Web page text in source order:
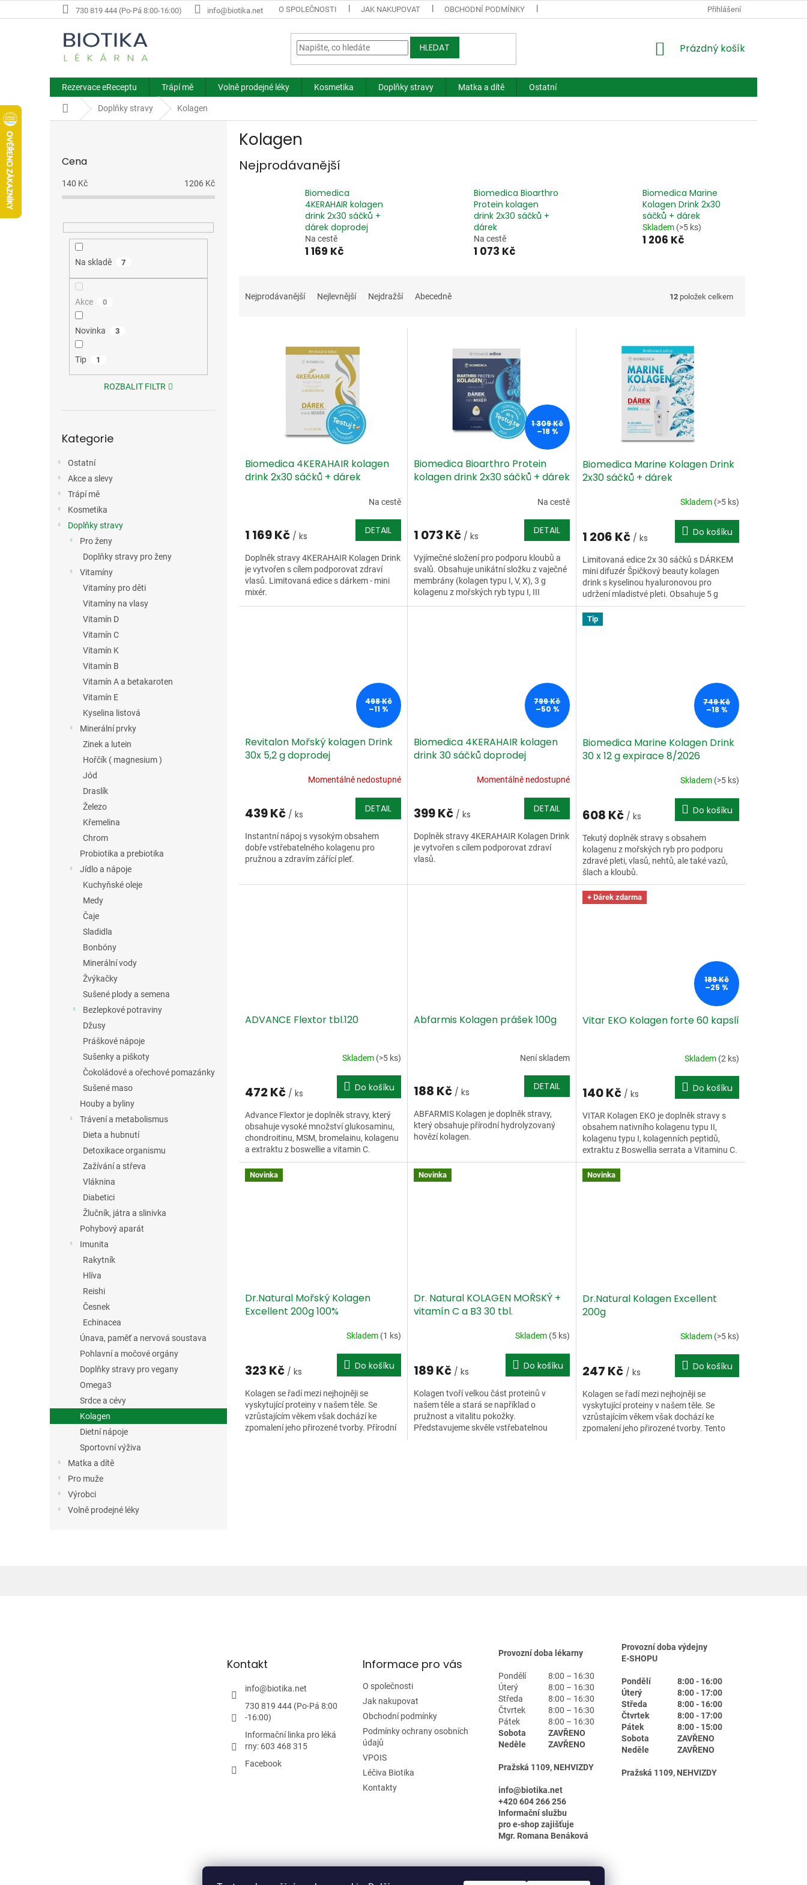
na
730 819 444 (Po-Pá 8:00-16:00) info@biotika.net O SPOLEČNOSTI JAK NAKUPOVAT OBCHODNÍ PODMÍNKY VPOIS
Přihlášení
HLEDAT
NÁKUPNÍ
Prázdný košík
Rezervace eReceptu Trápí mě Volně prodejné léky Kosmetika Doplňky stravy Matka a dítě Ostatní
Domů Doplňky stravy Kolagen
Cena
140 Kč 1206 Kč
Na skladě 7
Akce 0
Novinka 3
Tip 1
ROZBALIT FILTR
kategorie
Kategorie
Ostatní
Akce a slevy
Trápí mě
Kosmetika
Doplňky stravy
Pro ženy
Doplňky stravy pro ženy
Vitamíny
Vitamíny pro děti
Vitamíny na vlasy
Vitamín D
Vitamín C
Vitamín K
Vitamín B
Vitamín A a betakaroten
Vitamín E
Kyselina listová
Minerální prvky
Zinek a lutein
Hořčík ( magnesium )
Jód
Draslík
Železo
Křemelina
Chrom
Probiotika a prebiotika
Jídlo a nápoje
Kuchyňské oleje
Medy
Čaje
Sladidla
Bonbóny
Minerální vody
Žvýkačky
Sušené plody a semena
Bezlepkové potraviny
Džusy
Práškové nápoje
Sušenky a piškoty
Čokoládové a ořechové pomazánky
Sušené maso
Houby a byliny
Trávení a metabolismus
Dieta a hubnutí
Detoxikace organismu
Zažívání a střeva
Vláknina
Diabetici
Žlučník, játra a slinivka
Pohybový aparát
Imunita
Rakytník
Hlíva
Reishi
Česnek
Echinacea
Únava, paměť a nervová soustava
Pohlavní a močové orgány
Doplňky stravy pro vegany
Omega3
Srdce a cévy
Kolagen
Dietní nápoje
Sportovní výživa
Matka a dítě
Pro muže
Výrobci
Volně prodejné léky
Kolagen
Nejprodávanější
Biomedica
4KERAHAIR kolagen
drink 2x30 sáčků +
dárek doprodej
Na cestě
1 169 Kč
Biomedica Bioarthro
Protein kolagen
drink 2x30 sáčků +
dárek
Na cestě
1 073 Kč
Biomedica Marine
Kolagen Drink 2x30
sáčků + dárek
Skladem (>5 ks)
1 206 Kč
aNejprodávanější Nejlevnější Nejdražší Abecedně 12 položek celkem
Biomedica 4KERAHAIR kolagen
drink 2x30 sáčků + dárek
Na cestě
1 169 Kč / ks DETAIL
Doplněk stravy 4KERAHAIR Kolagen Drink
je vytvořen s cílem podporovat zdraví
vlasů. Limitovaná edice s dárkem - mini
mixér.
1 309 Kč
–18 %
Biomedica Bioarthro Protein
kolagen drink 2x30 sáčků + dárek
Na cestě
1 073 Kč / ks DETAIL
Vyjímečné složení pro podporu kloubů a
svalů. Obsahuje unikátní složku z vaječné
membrány (kolagen typu I, V, X), 3 g
kolagenu z mořských ryb typu I, III
a kyselinu...
Biomedica Marine Kolagen Drink
2x30 sáčků + dárek
Skladem (>5 ks)
1 206 Kč / ks Do košíku
Limitovaná edice 2x 30 sáčků s DÁRKEM
mini difuzér Špičkový beauty kolagen
drink s kyselinou hyaluronovou pro
udržení mladistvé pleti. Obsahuje 5 g
kolagenu z mořských ryb...
498 Kč
–11 %
Revitalon Mořský kolagen Drink
30x 5,2 g doprodej
Momentálně nedostupné
439 Kč / ks DETAIL
Instantní nápoj s vysokým obsahem
dobře vstřebatelného kolagenu pro
pružnou a zdravím zářící pleť.
799 Kč
–50 %
Biomedica 4KERAHAIR kolagen
drink 30 sáčků doprodej
Momentálně nedostupné
399 Kč / ks DETAIL
Doplněk stravy 4KERAHAIR Kolagen Drink
je vytvořen s cílem podporovat zdraví
vlasů.
Tip
749 Kč
–18 %
Biomedica Marine Kolagen Drink
30 x 12 g expirace 8/2026
Skladem (>5 ks)
608 Kč / ks Do košíku
Tekutý doplněk stravy s obsahem
kolagenu z mořských ryb pro podporu
zdravé pleti, vlasů, nehtů, ale také vazů,
šlach a kloubů.
ADVANCE Flextor tbl.120
Skladem (>5 ks)
472 Kč / ks Do košíku
Advance Flextor je doplněk stravy, který
obsahuje vysoké množství glukosaminu,
chondroitinu, MSM, bromelainu, kolagenu
a extraktu z boswellie a vitamin C.
Abfarmis Kolagen prášek 100g
Není skladem
188 Kč / ks DETAIL
ABFARMIS Kolagen je doplněk stravy,
který obsahuje přírodní hydrolyzovaný
hovězí kolagen.
+ Dárek zdarma
189 Kč
–25 %
Vitar EKO Kolagen forte 60 kapslí
Skladem (2 ks)
140 Kč / ks Do košíku
VITAR Kolagen EKO je doplněk stravy s
obsahem nativního kolagenu typu II,
kolagenu typu I, kolagenních peptidů,
extraktu z Boswellia serrata a Vitaminu C.
Jsou určeny zejména...
Novinka
Dr.Natural Mořský Kolagen
Excellent 200g 100%
Skladem (1 ks)
323 Kč / ks Do košíku
Kolagen se řadí mezi nejhojněji se
vyskytující proteiny v našem těle. Se
vzrůstajícím věkem však dochází ke
zpomalení jeho přirozené tvorby. Přírodní
Novinka
Dr. Natural KOLAGEN MOŘSKÝ +
vitamín C a B3 30 tbl.
Skladem (5 ks)
189 Kč / ks Do košíku
Kolagen tvoří velkou část proteinů v
našem těle a stará se například o
pružnost a vitalitu pokožky.
Představujeme skvěle vstřebatelnou
Novinka
Dr.Natural Kolagen Excellent
200g
Skladem (>5 ks)
247 Kč / ks Do košíku
Kolagen se řadí mezi nejhojněji se
vyskytující proteiny v našem těle. Se
vzrůstajícím věkem však dochází ke
zpomalení jeho přirozené tvorby. Tento
Kontakt
info@biotika.net
730 819 444 (Po-Pá 8:00
-16:00)
Informační linka pro léká
rny: 603 468 315
Facebook
Informace pro vás
O společnosti
Jak nakupovat
Obchodní podmínky
Podmínky ochrany osobních
údajů
VPOIS
Léčiva Biotika
Kontakty
Provozní doba lékarny
Pondělí
8:00 – 16:30
Úterý
8:00 – 16:30
Středa
8:00 – 16:30
Čtvrtek
8:00 – 16:30
Pátek
8:00 – 16:30
Sobota
ZAVŘENO
Neděle
ZAVŘENO
Pražská 1109, NEHVIZDY
info@biotika.net
+420 604 266 256
Informační službu
pro e-shop zajišťuje
Mgr. Romana Benáková
Provozní doba výdejny
E-SHOPU
Pondělí
8:00 - 16:00
Úterý
8:00 - 17:00
Středa
8:00 - 16:00
Čtvrtek
8:00 - 17:00
Pátek
8:00 - 15:00
Sobota
ZAVŘENO
Neděle
ZAVŘENO
Pražská 1109, NEHVIZDY